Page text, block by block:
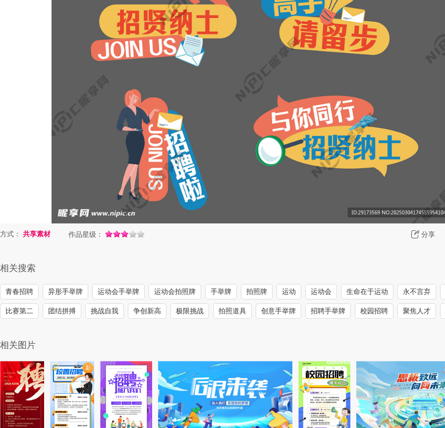
分享
方式： 共享素材 作品星级：
相关搜索
青春招聘 异形手举牌 运动会手举牌 运动会拍照牌 手举牌 拍照牌 运动 运动会 生命在于运动 永不言弃
比赛第二 团结拼搏 挑战自我 争创新高 极限挑战 拍照道具 创意手举牌 招聘手举牌 校园招聘 聚焦人才
相关图片